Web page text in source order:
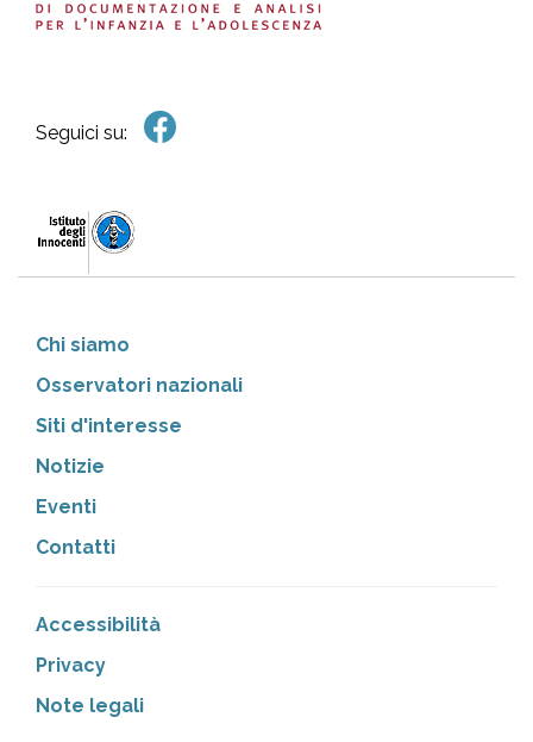
Seguici su:
Chi siamo
Osservatori nazionali
Siti d'interesse
Notizie
Eventi
Contatti
Accessibilità
Privacy
Note legali